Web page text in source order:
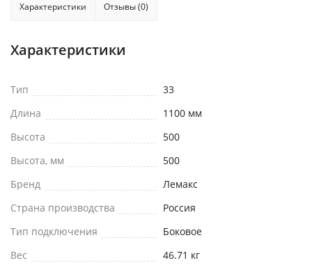
Характеристики Отзывы (0)
Характеристики
Тип
33
Длина
1100 мм
Высота
500
Высота, мм
500
Бренд
Лемакс
Страна производства
Россия
Тип подключения
Боковое
Вес
46.71 кг